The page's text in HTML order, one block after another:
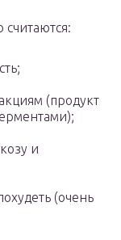
(продукт
и
(очень